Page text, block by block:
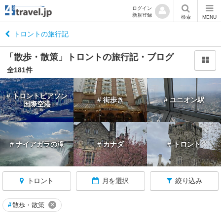
ログイン
新規登録
検索 MENU
トロントの旅行記
「散歩・散策」トロントの旅行記・ブログ
全181件
# トロントピアソン
国際空港
# 街歩き # ユニオン駅
# ナイアガラの滝 # カナダ # トロント
トロント 月を選択 絞り込み
カ
ナ
ダ
へ
戻
る
★
イ
#散歩・散策 ×